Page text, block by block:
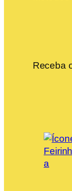
Receba